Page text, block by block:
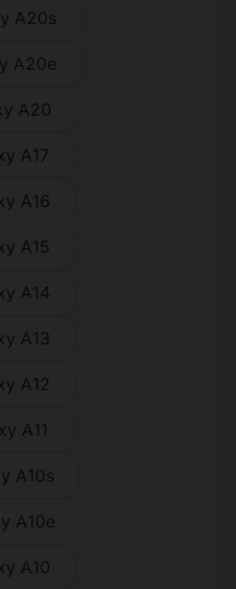
A20s
A20e
A20
A17
A16
A15
A14
A13
A12
A11
A10s
A10e
A10